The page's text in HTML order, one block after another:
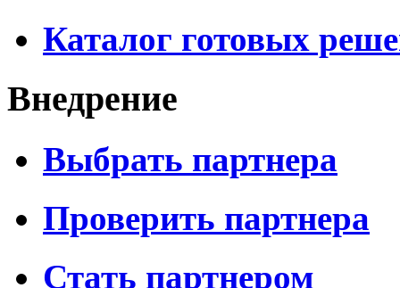
Каталог готовых
Внедрение
Выбрать партнера
Проверить партнера
Стать партнером